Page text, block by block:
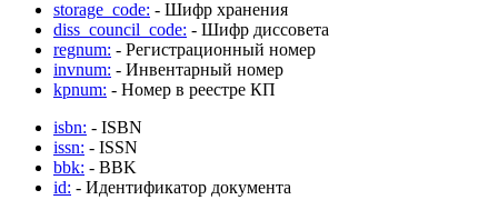
storage_code: - Шифр хранения
diss_council_code: - Шифр диссовета
regnum: - Регистрационный номер
invnum: - Инвентарный номер
kpnum: - Номер в реестре КП
isbn: - ISBN
issn: - ISSN
bbk: - BBK
id: - Идентификатор документа